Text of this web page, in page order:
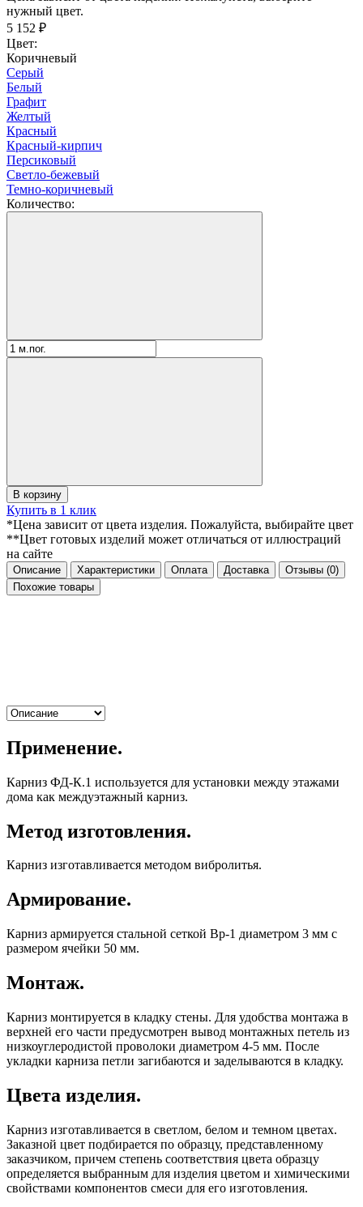
нужный цвет.
5 152 ₽
Цвет:
Коричневый
Серый
Белый
Графит
Желтый
Красный
Красный-кирпич
Персиковый
Светло-бежевый
Темно-коричневый
Количество:
В корзину
Купить в 1 клик
*Цена зависит от цвета изделия. Пожалуйста, выбирайте цвет
**Цвет готовых изделий может отличаться от иллюстраций
на сайте
Описание Характеристики Оплата Доставка Отзывы (0)
Похожие товары
Применение.
Карниз ФД-К.1 используется для установки между этажами
дома как междуэтажный карниз.
Метод изготовления.
Карниз изготавливается методом вибролитья.
Армирование.
Карниз армируется стальной сеткой Вр-1 диаметром 3 мм с
размером ячейки 50 мм.
Монтаж.
Карниз монтируется в кладку стены. Для удобства монтажа в
верхней его части предусмотрен вывод монтажных петель из
низкоуглеродистой проволоки диаметром 4-5 мм. После
укладки карниза петли загибаются и заделываются в кладку.
Цвета изделия.
Карниз изготавливается в светлом, белом и темном цветах.
Заказной цвет подбирается по образцу, представленному
заказчиком, причем степень соответствия цвета образцу
определяется выбранным для изделия цветом и химическими
свойствами компонентов смеси для его изготовления.